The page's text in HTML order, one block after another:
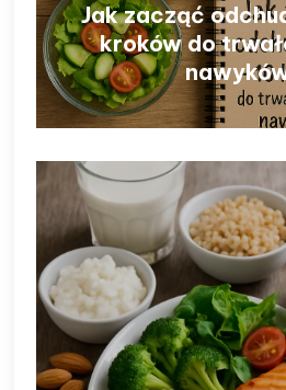
Jak zacząć
kroków do